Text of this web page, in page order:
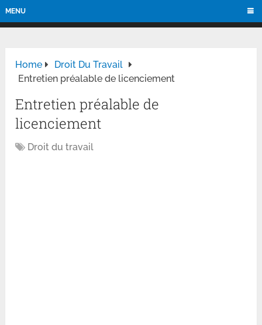
MENU
Home
Droit Du Travail
Entretien préalable de licenciement
Entretien préalable de
licenciement
Droit du travail